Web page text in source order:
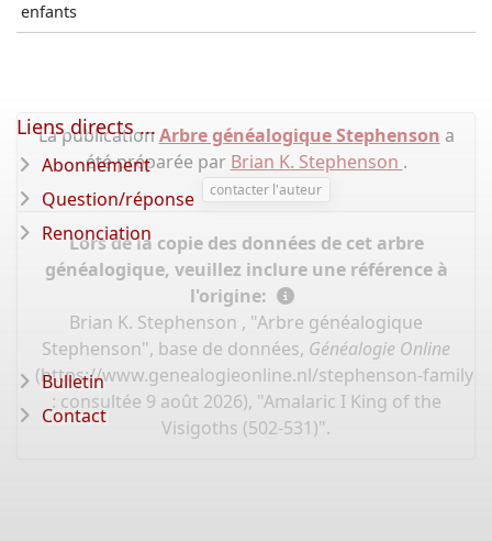
enfants
La publicationArbre généalogique Stephenson a
été préparée par Brian K. Stephenson .
contacter l'auteur
Lors de la copie des données de cet arbre
généalogique, veuillez inclure une référence à
l'origine:
Brian K. Stephenson , "Arbre généalogique
Stephenson", base de données, Généalogie Online
(https://www.genealogieonline.nl/stephenson-family-
: consultée 9 août 2026), "Amalaric I King of the
Visigoths (502-531)".
Liens directs ...
Abonnement
Question/réponse
Renonciation
Bulletin
Contact